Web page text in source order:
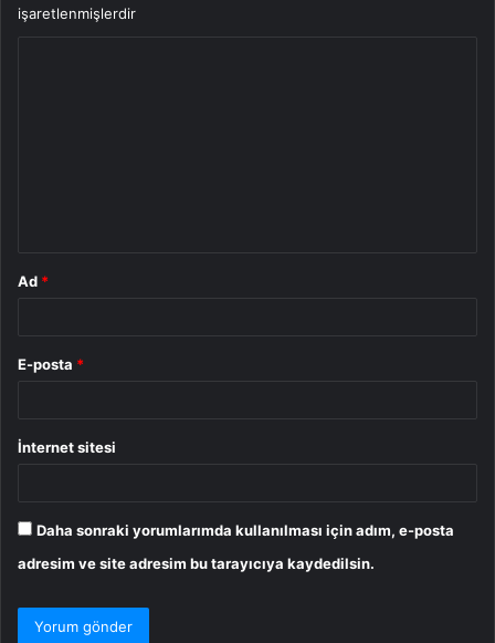
işaretlenmişlerdir
Ad *
E-posta *
İnternet sitesi
Daha sonraki yorumlarımda kullanılması için adım, e-posta
adresim ve site adresim bu tarayıcıya kaydedilsin.